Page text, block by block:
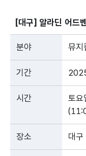
[대구] 알라딘 어드
분야 뮤지
기간
시간
토
장소 대